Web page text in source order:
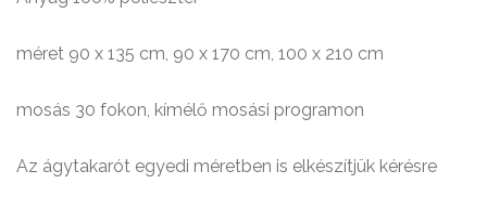
méret 90 x 135 cm, 90 x 170 cm, 100 x 210 cm
mosás 30 fokon, kímélő mosási programon
Az ágytakarót egyedi méretben is elkészítjük kérésre